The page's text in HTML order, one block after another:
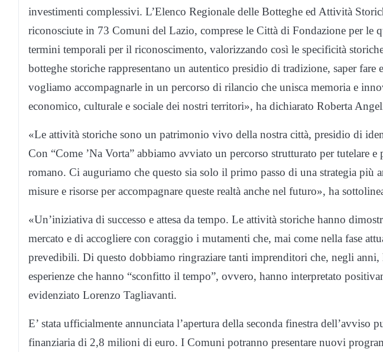
investimenti complessivi. L’Elenco Regionale delle Botteghe ed Attività
riconosciute in 73 Comuni del Lazio, comprese le Città di Fondazione per le
termini temporali per il riconoscimento, valorizzando così le specificità
botteghe storiche rappresentano un autentico presidio di tradizione, saper fare
vogliamo accompagnarle in un percorso di rilancio che unisca memoria e
economico, culturale e sociale dei nostri territori», ha dichiarato Roberta
«Le attività storiche sono un patrimonio vivo della nostra città, presidio di
Con “Come ’Na Vorta” abbiamo avviato un percorso strutturato per tutelare
romano. Ci auguriamo che questo sia solo il primo passo di una strategia più
misure e risorse per accompagnare queste realtà anche nel futuro», ha
«Un’iniziativa di successo e attesa da tempo. Le attività storiche hanno
mercato e di accogliere con coraggio i mutamenti che, mai come nella fase
prevedibili. Di questo dobbiamo ringraziare tanti imprenditori che, negli anni,
esperienze che hanno “sconfitto il tempo”, ovvero, hanno interpretato
evidenziato Lorenzo Tagliavanti.
E’ stata ufficialmente annunciata l’apertura della seconda finestra dell’avviso
finanziaria di 2,8 milioni di euro. I Comuni potranno presentare nuovi